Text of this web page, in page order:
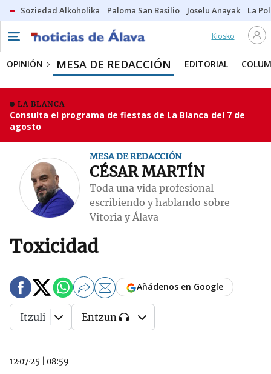
Soziedad Alkoholika Paloma San Basilio Joselu Anayak La
Kiosko
OPINIÓN MESA DE REDACCIÓN EDITORIAL
LA BLANCA
Consulta el programa de fiestas de La Blanca del 7 de
agosto
MESA DE REDACCIÓN
CÉSAR MARTÍN
Toda una vida profesional
escribiendo y hablando sobre
Vitoria y Álava
Toxicidad
12·07·25 08:59
Añádenos en Google
Itzuli Entzun